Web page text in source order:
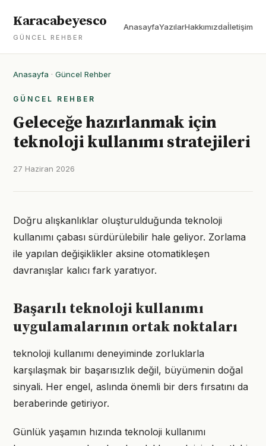
Karacabeyesco
GÜNCEL REHBER
AnasayfaYazılarHakkımızdaİletişim
Anasayfa · Güncel Rehber
GÜNCEL REHBER
Geleceğe hazırlanmak için
teknoloji kullanımı stratejileri
27 Haziran 2026
Doğru alışkanlıklar oluşturulduğunda teknoloji
kullanımı çabası sürdürülebilir hale geliyor. Zorlama
ile yapılan değişiklikler aksine otomatikleşen
davranışlar kalıcı fark yaratıyor.
Başarılı teknoloji kullanımı
uygulamalarının ortak noktaları
teknoloji kullanımı deneyiminde zorluklarla
karşılaşmak bir başarısızlık değil, büyümenin doğal
sinyali. Her engel, aslında önemli bir ders fırsatını da
beraberinde getiriyor.
Günlük yaşamın hızında teknoloji kullanımı